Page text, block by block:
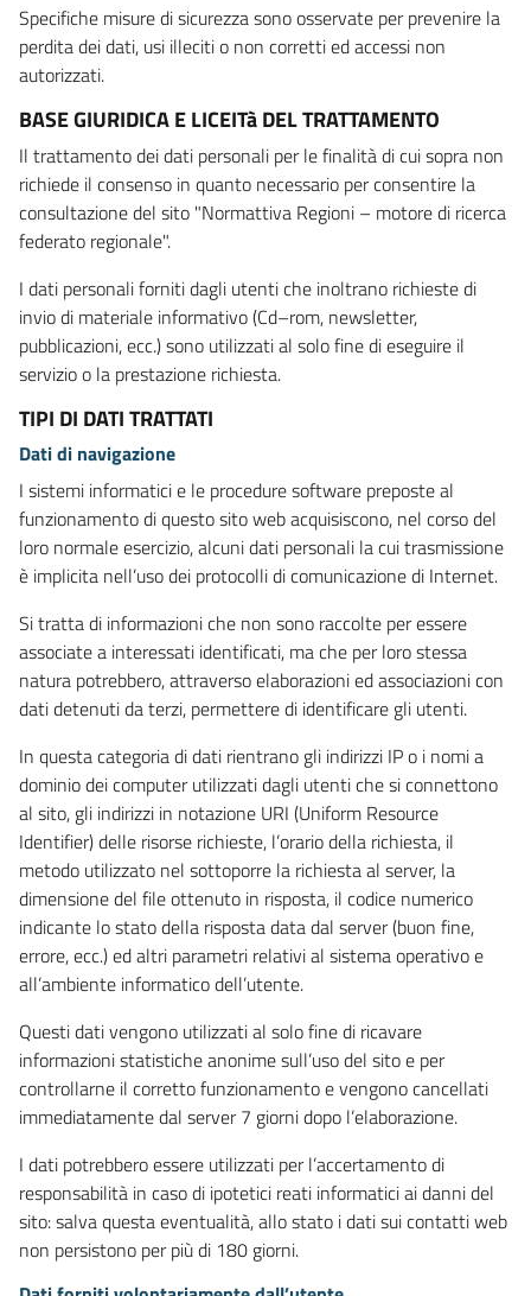
Specifiche misure di sicurezza sono osservate per prevenire la
perdita dei dati, usi illeciti o non corretti ed accessi non
autorizzati.
BASE GIURIDICA E LICEITà DEL TRATTAMENTO
Il trattamento dei dati personali per le finalità di cui sopra non
richiede il consenso in quanto necessario per consentire la
consultazione del sito "Normattiva Regioni – motore di ricerca
federato regionale".
I dati personali forniti dagli utenti che inoltrano richieste di
invio di materiale informativo (Cd–rom, newsletter,
pubblicazioni, ecc.) sono utilizzati al solo fine di eseguire il
servizio o la prestazione richiesta.
TIPI DI DATI TRATTATI
Dati di navigazione
I sistemi informatici e le procedure software preposte al
funzionamento di questo sito web acquisiscono, nel corso del
loro normale esercizio, alcuni dati personali la cui trasmissione
è implicita nell’uso dei protocolli di comunicazione di Internet.
Si tratta di informazioni che non sono raccolte per essere
associate a interessati identificati, ma che per loro stessa
natura potrebbero, attraverso elaborazioni ed associazioni con
dati detenuti da terzi, permettere di identificare gli utenti.
In questa categoria di dati rientrano gli indirizzi IP o i nomi a
dominio dei computer utilizzati dagli utenti che si connettono
al sito, gli indirizzi in notazione URI (Uniform Resource
Identifier) delle risorse richieste, l’orario della richiesta, il
metodo utilizzato nel sottoporre la richiesta al server, la
dimensione del file ottenuto in risposta, il codice numerico
indicante lo stato della risposta data dal server (buon fine,
errore, ecc.) ed altri parametri relativi al sistema operativo e
all’ambiente informatico dell’utente.
Questi dati vengono utilizzati al solo fine di ricavare
informazioni statistiche anonime sull’uso del sito e per
controllarne il corretto funzionamento e vengono cancellati
immediatamente dal server 7 giorni dopo l’elaborazione.
I dati potrebbero essere utilizzati per l’accertamento di
responsabilità in caso di ipotetici reati informatici ai danni del
sito: salva questa eventualità, allo stato i dati sui contatti web
non persistono per più di 180 giorni.